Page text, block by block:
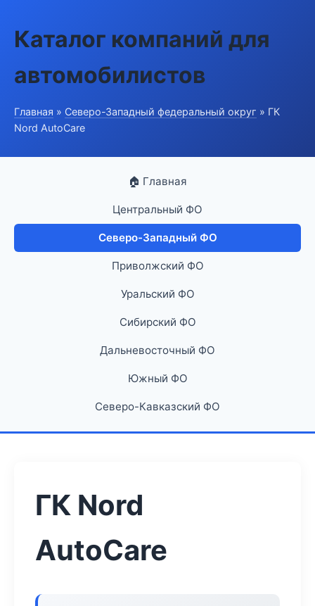
Каталог компаний для
автомобилистов
Главная » Северо-Западный федеральный округ » ГК
Nord AutoCare
🏠 Главная
Центральный ФО
Северо-Западный ФО
Приволжский ФО
Уральский ФО
Сибирский ФО
Дальневосточный ФО
Южный ФО
Северо-Кавказский ФО
ГК Nord
AutoCare